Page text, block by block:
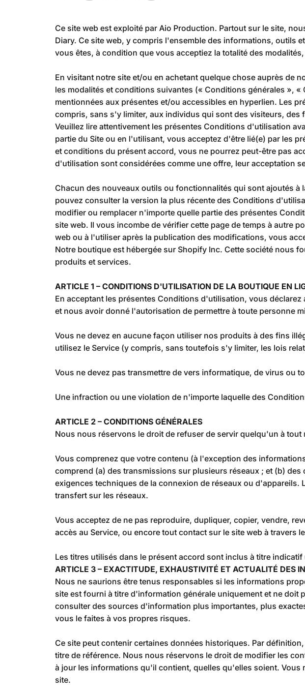
Ce site web est exploité par Aio Production. Partout sur le site,
Diary. Ce site web, y compris l'ensemble des informations, outils
vous êtes, à condition que vous acceptiez la totalité des
En visitant notre site et/ou en achetant quelque chose auprès de
les modalités et conditions suivantes (« Conditions générales »,
mentionnées aux présentes et/ou accessibles en hyperlien. Les
compris, sans s'y limiter, aux individus qui sont des visiteurs,
Veuillez lire attentivement les présentes Conditions d'utilisation
partie du Site ou en l'utilisant, vous acceptez d'être lié(e) par les
et conditions du présent accord, vous ne pourrez peut-être pas
d'utilisation sont considérées comme une offre, leur acceptation
Chacun des nouveaux outils ou fonctionnalités qui sont ajoutés
pouvez consulter la version la plus récente des Conditions
modifier ou remplacer n'importe quelle partie des présentes
site web. Il vous incombe de vérifier cette page de temps à autre
web ou à l'utiliser après la publication des modifications, vous
Notre boutique est hébergée sur Shopify Inc. Cette société nous
produits et services.
ARTICLE 1 – CONDITIONS D'UTILISATION DE LA BOUTIQUE EN
En acceptant les présentes Conditions d'utilisation, vous
et nous avoir donné l'autorisation de permettre à toute personne
Vous ne devez en aucune façon utiliser nos produits à des fins
utilisez le Service (y compris, sans toutefois s'y limiter, les lois
Vous ne devez pas transmettre de vers informatique, de virus ou
Une infraction ou une violation de n'importe laquelle des
ARTICLE 2 – CONDITIONS GÉNÉRALES
Nous nous réservons le droit de refuser de servir quelqu'un à
Vous comprenez que votre contenu (à l'exception des
comprend (a) des transmissions sur plusieurs réseaux ; et (b)
exigences techniques de la connexion de réseaux ou
transfert sur les réseaux.
Vous acceptez de ne pas reproduire, dupliquer, copier, vendre,
accès au Service, ou encore tout contact sur le site web à travers
Les titres utilisés dans le présent accord sont inclus à titre
ARTICLE 3 – EXACTITUDE, EXHAUSTIVITÉ ET ACTUALITÉ DES
Nous ne saurions être tenus responsables si les informations
site est fourni à titre d'information générale uniquement et ne doit
consulter des sources d'information plus importantes, plus
vous le faites à vos propres risques.
Ce site peut contenir certaines données historiques. Par
titre de référence. Nous nous réservons le droit de modifier les
à jour les informations qu'il contient, quelles qu'elles soient.
site.